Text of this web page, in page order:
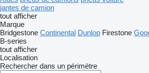
jantes de camion
tout afficher
Marque
Bridgestone Continental Dunlop Firestone
B-series
tout afficher
Localisation
Rechercher dans un périmètre